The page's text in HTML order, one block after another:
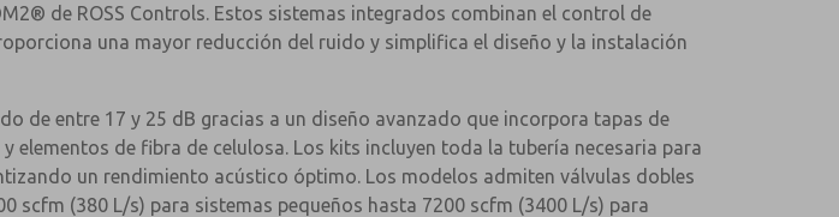
de ROSS Controls. Estos sistemas integrados combinan el control de
una mayor reducción del ruido y simplifica el diseño y la instalación
de entre 17 y 25 dB gracias a un diseño avanzado que incorpora tapas de
de fibra de celulosa. Los kits incluyen toda la tubería necesaria para
un rendimiento acústico óptimo. Los modelos admiten válvulas dobles
scfm (380 L/s) para sistemas pequeños hasta 7200 scfm (3400 L/s) para